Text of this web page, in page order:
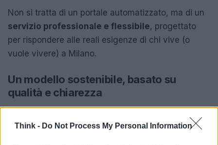
Think - Do Not Process My Personal Information
Non si tratta di un portale automatizzato, ma di un
servizio professionale e flessibile, progettato
per rispondere alle reali esigenze di chi vive (o
vuole vivere) a Milano.
Un modello sostenibile, basato su
qualità e chiarezza
mercato degli affitti. Lo fa con un approccio basato